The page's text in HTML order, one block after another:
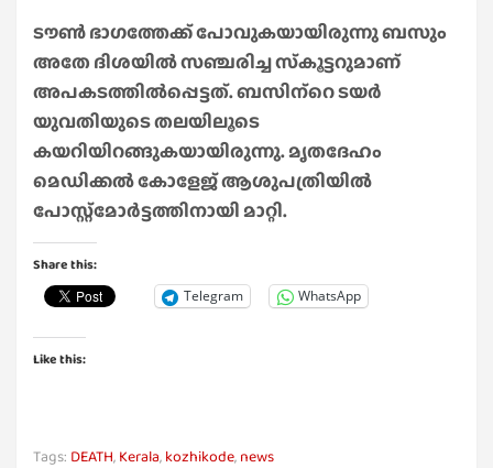
ടൗണ്‍ ഭാഗത്തേക്ക് പോവുകയായിരുന്നു ബസും
അതേ ദിശയില്‍ സഞ്ചരിച്ച സ്‌കൂട്ടറുമാണ്
അപകടത്തില്‍പ്പെട്ടത്. ബസിന്‌റെ ടയര്‍
യുവതിയുടെ തലയിലൂടെ
കയറിയിറങ്ങുകയായിരുന്നു. മൃതദേഹം
മെഡിക്കല്‍ കോളേജ് ആശുപത്രിയില്‍
പോസ്റ്റ്‌മോര്‍ട്ടത്തിനായി മാറ്റി.
Share this:
Telegram WhatsApp
Like this:
Tags: DEATH, Kerala, kozhikode, news